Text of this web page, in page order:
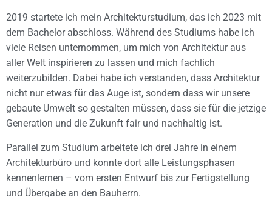
2019 startete ich mein Architekturstudium, das ich 2023 mit
dem Bachelor abschloss. Während des Studiums habe ich
viele Reisen unternommen, um mich von Architektur aus
aller Welt inspirieren zu lassen und mich fachlich
weiterzubilden. Dabei habe ich verstanden, dass Architektur
nicht nur etwas für das Auge ist, sondern dass wir unsere
gebaute Umwelt so gestalten müssen, dass sie für die jetzige
Generation und die Zukunft fair und nachhaltig ist.
Parallel zum Studium arbeitete ich drei Jahre in einem
Architekturbüro und konnte dort alle Leistungsphasen
kennenlernen – vom ersten Entwurf bis zur Fertigstellung
und Übergabe an den Bauherrn.